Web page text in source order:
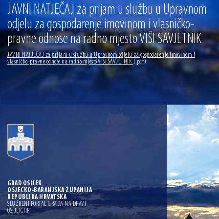
13.07.2026 | Ljetnim izdanjem Večeri vina i umjetnosti završen Vinski mjesec
07.07.2026 | Održana 8. sjednica Gradskog vijeća Grada Osijeka. Gradonačelnik
Radić istaknuo da je u osječke vrtiće upisan rekordan broj djece, te najavio cjelovitu
obnovu glavnog osječkog Trga Ante Starčevića
06.07.2026 | Brevis koncertom u Zlatnoj dvorani Musikvereina obilježio 30 godina
djelovanja
04.07.2026 | Zbog povoljnih vodostaja i pravodobnih mjera komarci ove godine pod
kontrolom
04.08.2026 | U Osijeku obilježen Dan pobjede i domovinske zahvalnosti i Dan
JAVNI NATJEČAJ za prijam u službu u Upravnom
odjelu za gospodarenje imovinom i vlasničko-
pravne odnose na radno mjesto VIŠI SAVJETNIK
JAVNI NATJEČAJ za prijam u službu u Upravnom odjelu za gospodarenje imovinom i
vlasničko-pravne odnose na radno mjesto VIŠI SAVJETNIK(.pdf)
GRAD OSIJEK
OSJEČKO-BARANJSKA ŽUPANIJA
REPUBLIKA HRVATSKA
SLUŽBENI PORTAL GRADA NA DRAVI
OSIJEK.HR